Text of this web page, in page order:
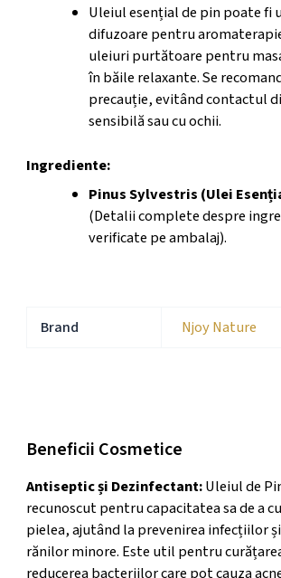
Uleiul esențial de pin poate fi
difuzoare pentru
uleiuri purtătoare pentru
în băile relaxante. Se
precauție, evitând contactul
sensibilă sau cu ochii.
Ingrediente:
Pinus Sylvestris (Ulei
(Detalii complete despre
verificate pe ambalaj).
Brand Njoy Nature
Beneficii Cosmetice
Antiseptic și Dezinfectant:Uleiul de
recunoscut pentru capacitatea sa de a
pielea, ajutând la prevenirea infecțiilor
rănilor minore. Este util pentru